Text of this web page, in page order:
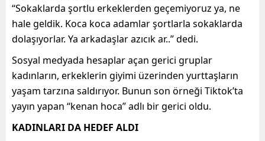
“Sokaklarda şortlu erkeklerden geçemiyoruz ya, ne
hale geldik. Koca koca adamlar şortlarla sokaklarda
dolaşıyorlar. Ya arkadaşlar azıcık ar..” dedi.
Sosyal medyada hesaplar açan gerici gruplar
kadınların, erkeklerin giyimi üzerinden yurttaşların
yaşam tarzına saldırıyor. Bunun son örneği Tiktok’ta
yayın yapan “kenan hoca” adlı bir gerici oldu.
KADINLARI DA HEDEF ALDI